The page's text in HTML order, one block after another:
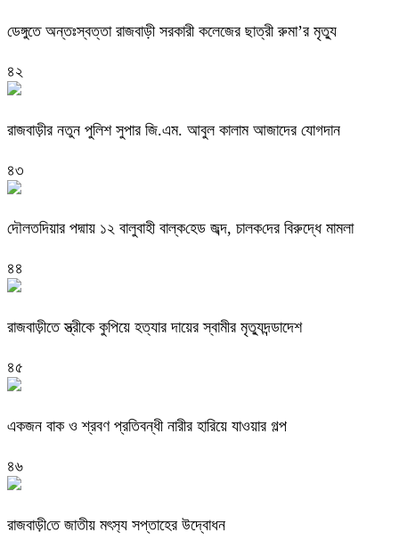
ডেঙ্গুতে অন্তঃস্বত্তা রাজবাড়ী সরকারী কলেজের ছাত্রী রুমা’র মৃত্যু
৪২
রাজবাড়ীর নতুন পুলিশ সুপার জি.এম. আবুল কালাম আজাদের যোগদান
৪৩
দৌলত‌দিয়ার পদ্মায় ১২ বালুবাহী বাল্ক‌হেড জব্দ, চালক‌দের বিরুদ্ধে মামলা
৪৪
রাজবাড়ীতে স্ত্রীকে কুপিয়ে হত্যার দায়ের স্বামীর মৃত্যুদন্ডাদেশ
৪৫
একজন বাক ও শ্রবণ প্রতিবন্ধী নারীর হারিয়ে যাওয়ার গল্প
৪৬
রাজবাড়ী‌তে জাতীয় মৎস‌্য সপ্তাহের উদ্বোধন